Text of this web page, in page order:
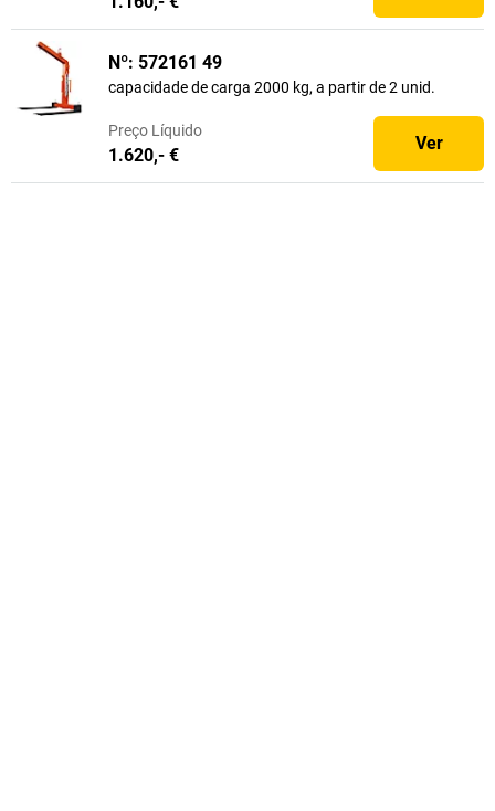
Nº: 572161 49
capacidade de carga 2000 kg, a partir de 2 unid.
Preço Líquido
1.620,- €
Ver